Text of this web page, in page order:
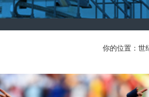
你的位置： 世